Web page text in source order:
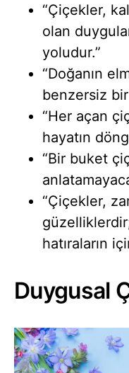
“Çiçekler,
olan
yoludur.”
“Doğanın
benzersiz
“Her açan
hayatın
“Bir buket
“Çiçekler,
hatıraların
Duygusal